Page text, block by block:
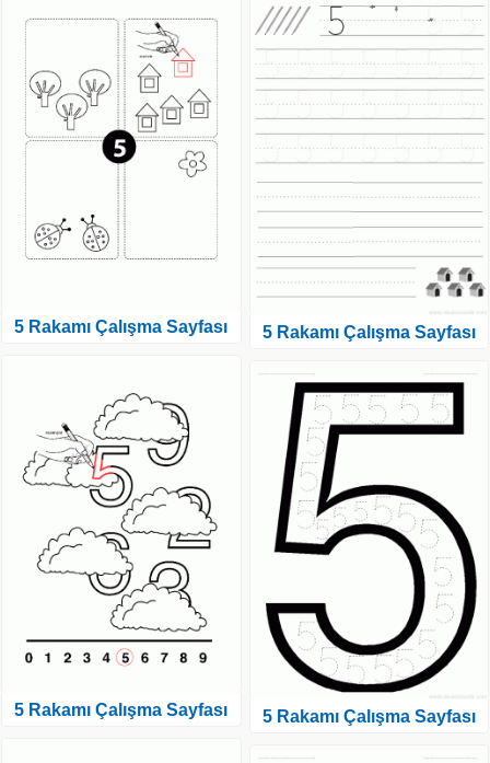
5 Rakamı Çalışma Sayfası
5 Rakamı Çalışma Sayfası
5 Rakamı Çalışma Sayfası
5 Rakamı Çalışma Sayfası